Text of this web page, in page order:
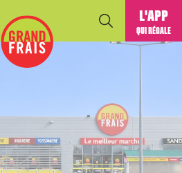
L'APP
QUI RÉGALE